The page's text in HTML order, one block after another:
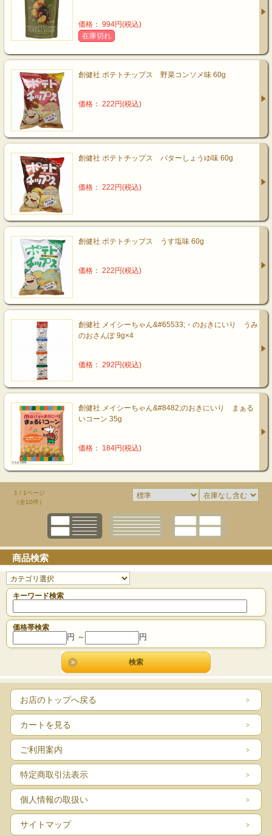
価格： 994円(税込)
在庫切れ
創健社 ポテトチップス 野菜コンソメ味 60g
価格： 222円(税込)
創健社 ポテトチップス バターしょうゆ味 60g
価格： 222円(税込)
創健社 ポテトチップス うす塩味 60g
価格： 222円(税込)
創健社 メイシーちゃん&#65533;・のおきにいり うみ
のおさんぽ 9g×4
価格： 292円(税込)
創健社 メイシーちゃん&#8482;のおきにいり まぁる
いコーン 35g
価格： 184円(税込)
1 / 1ページ
（全10件）
商品検索
キーワード検索
価格帯検索
円 ～ 円
お店のトップへ戻る
カートを見る
ご利用案内
特定商取引法表示
個人情報の取扱い
サイトマップ